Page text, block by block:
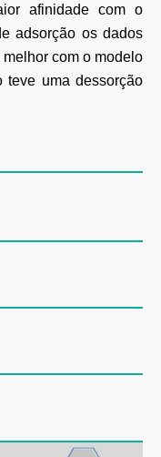
afinidade com o
adsorção os dados
com o modelo
teve uma dessorção